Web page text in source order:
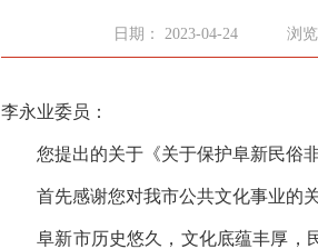
日期： 2023-04-24 浏
李永业委员：
您提出的关于《关于保护阜新民俗非
首先感谢您对我市公共文化事业的关
阜新市历史悠久，文化底蕴丰厚，